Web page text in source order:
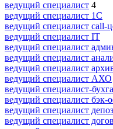
ведущий специалист 4
ведущий специалист 1С
ведущий специалист call-
ведущий специалист IT
ведущий специалист
ведущий специалист
ведущий специалист
ведущий специалист АХО
ведущий специалист-
ведущий специалист бэк-
ведущий специалист
ведущий специалист